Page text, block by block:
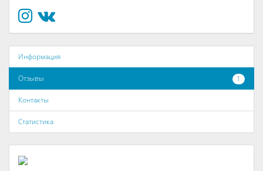
Информация
1
Отзывы
Контакты
Статистика